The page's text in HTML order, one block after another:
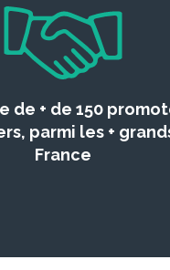
de + de 150
parmi les +
France